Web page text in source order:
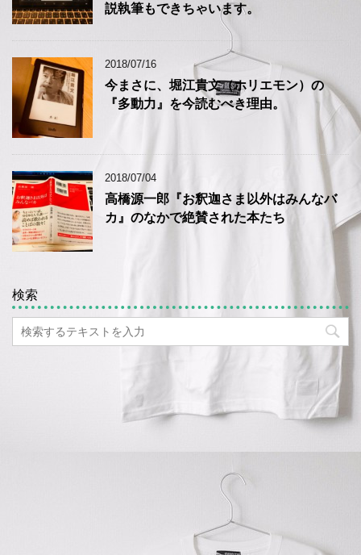
説執筆もできちゃいます。
2018/07/16
今まさに、堀江貴文（ホリエモン）の
『多動力』を今読むべき理由。
2018/07/04
高橋源一郎『お釈迦さま以外はみんなバ
カ』のなかで絶賛された本たち
検索